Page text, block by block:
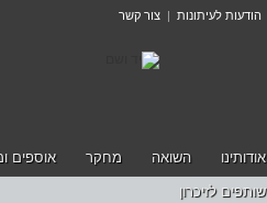
הודעות לעיתונות | צור קשר
אודותינו השואה מחקר אוספים
שותפים לזיכרון